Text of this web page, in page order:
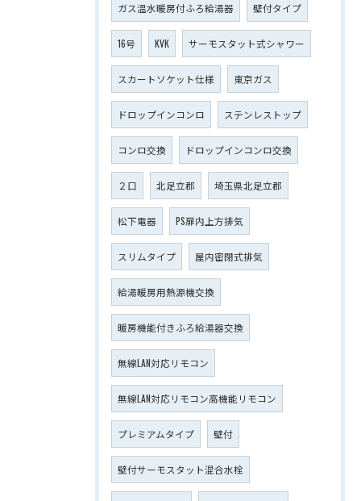
ガス温水暖房付ふろ給湯器 壁付タイプ
16号 KVK サーモスタット式シャワー
スカートソケット仕様 東京ガス
ドロップインコンロ ステンレストップ
コンロ交換 ドロップインコンロ交換
２口 北足立郡 埼玉県北足立郡
松下電器 PS扉内上方排気
スリムタイプ 屋内密閉式排気
給湯暖房用熱源機交換
暖房機能付きふろ給湯器交換
無線LAN対応リモコン
無線LAN対応リモコン高機能リモコン
プレミアムタイプ 壁付
壁付サーモスタット混合水栓